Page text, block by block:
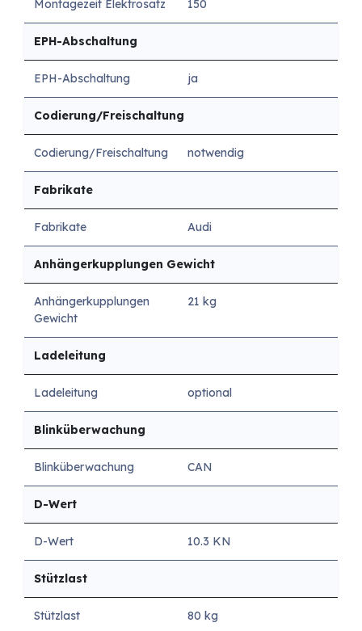
Montagezeit Elektrosatz 150
EPH-Abschaltung
EPH-Abschaltung ja
Codierung/Freischaltung
Codierung/Freischaltung notwendig
Fabrikate
Fabrikate Audi
Anhängerkupplungen Gewicht
Anhängerkupplungen
Gewicht
21 kg
Ladeleitung
Ladeleitung optional
Blinküberwachung
Blinküberwachung CAN
D-Wert
D-Wert 10.3 KN
Stützlast
Stützlast 80 kg